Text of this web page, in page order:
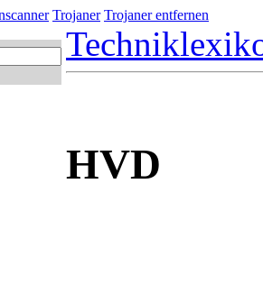
Trojaner Trojaner entfernen
HVD